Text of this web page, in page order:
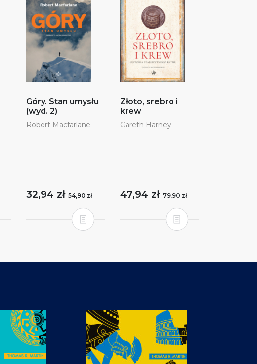
Góry. Stan umysłu
(wyd. 2)
Robert Macfarlane
32,94 zł 54,90 zł
Złoto, srebro i
krew
Gareth Harney
47,94 zł 79,90 zł